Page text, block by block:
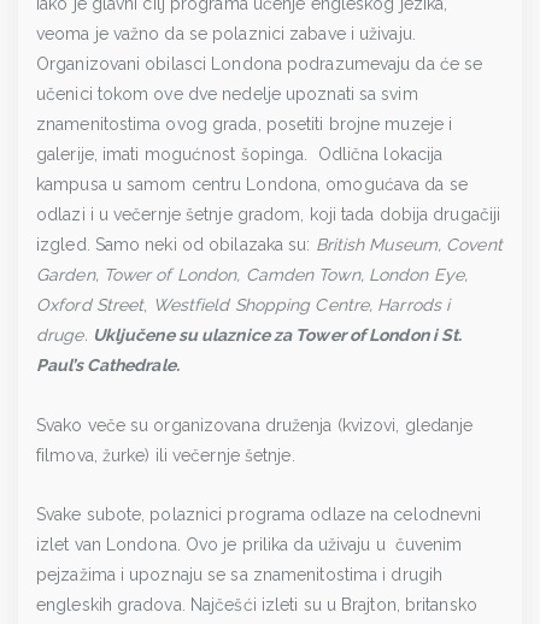
Iako je glavni cilj programa učenje engleskog jezika,
veoma je važno da se polaznici zabave i uživaju.
Organizovani obilasci Londona podrazumevaju da će se
učenici tokom ove dve nedelje upoznati sa svim
znamenitostima ovog grada, posetiti brojne muzeje i
galerije, imati mogućnost šopinga. Odlična lokacija
kampusa u samom centru Londona, omogućava da se
odlazi i u večernje šetnje gradom, koji tada dobija drugačiji
izgled. Samo neki od obilazaka su: British Museum, Covent
Garden, Tower of London, Camden Town, London Eye,
Oxford Street, Westfield Shopping Centre, Harrods i
druge. Uključene su ulaznice za Tower of London i St.
Paul’s Cathedrale.
Svako veče su organizovana druženja (kvizovi, gledanje
filmova, žurke) ili večernje šetnje.
Svake subote, polaznici programa odlaze na celodnevni
izlet van Londona. Ovo je prilika da uživaju u čuvenim
pejzažima i upoznaju se sa znamenitostima i drugih
engleskih gradova. Najčešći izleti su u Brajton, britansko